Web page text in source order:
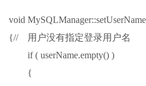
void
{// 用户没有指定登录用户名
if ( userName.empty() )
{